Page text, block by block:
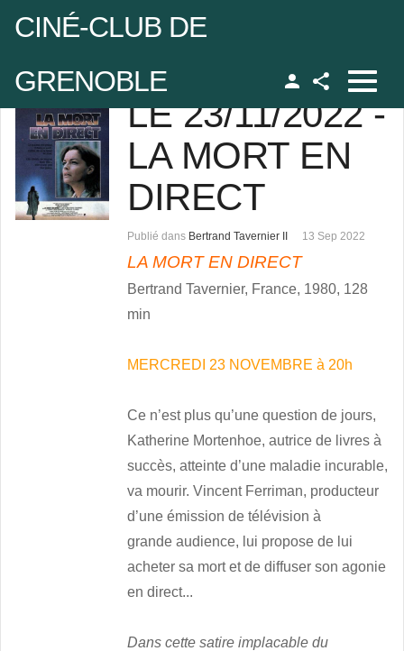
CINÉ-CLUB DE
GRENOBLE
Facebook
LE 23/11/2022 -
LA MORT EN
DIRECT
Publié dans Bertrand Tavernier II 13 Sep 2022
LA MORT EN DIRECT
Bertrand Tavernier, France, 1980, 128
min
MERCREDI 23 NOVEMBRE à 20h
Ce n’est plus qu’une question de jours,
Katherine Mortenhoe, autrice de livres à
succès, atteinte d’une maladie incurable,
va mourir. Vincent Ferriman, producteur
d’une émission de télévision à
grande audience, lui propose de lui
acheter sa mort et de diffuser son agonie
en direct...
Dans cette satire implacable du
passe
Se rappeler de moi